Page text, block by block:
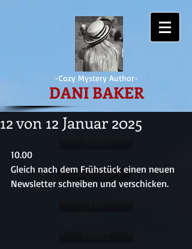
-Cozy Mystery Author-
DANI BAKER
BÜCHER
12 von 12 Januar 2025
10.00
Gleich nach dem Frühstück einen neuen
Newsletter schreiben und verschicken.